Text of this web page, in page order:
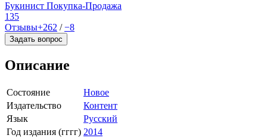
Букинист Покупка-Продажа
135
Отзывы+262 /−8
Задать вопрос
Описание
Состояние
Новое
Издательство
Контент
Язык
Русский
Год издания (гггг) 2014